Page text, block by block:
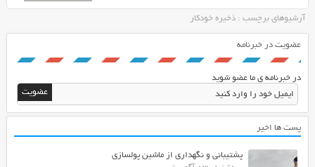
آرشیوهای برچسب : ذخیره خودکار
عضویت در خبرنامه
در خبرنامه ی ما عضو شوید
پست ها اخیر
پشتیبانی و نگهداری از ماشین پولسازی